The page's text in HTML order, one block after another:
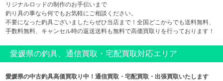
リジナルロッドの制作のお手伝いまで
釣り具の事なら何でもお気軽にご相談ください。
不要になった釣具ございましたらぜひ当店まで！全国どこからでも送料無料、
手数料無料、キャンセル時の返送送料も無料で高価買取りを行っております！
愛媛県の釣具、通信買取・宅配買取対応エリア
愛媛県の中古釣具高価買取り中！通信買取・宅配買取・出張買取いたします